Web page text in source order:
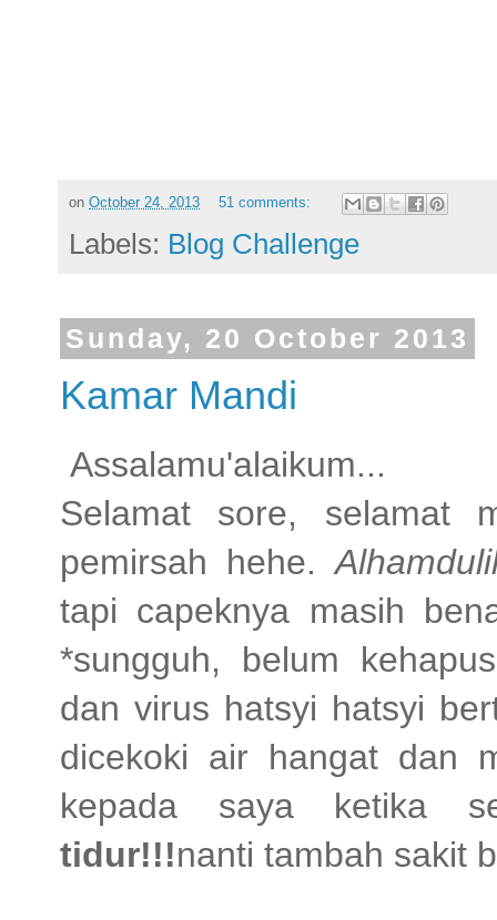
on October 24, 2013 51 comments:
Labels: Blog Challenge
Sunday, 20 October 2013
Kamar Mandi
Assalamu'alaikum...
Selamat sore, selamat
pemirsah hehe.
tapi capeknya masih
*sungguh, belum
dan virus hatsyi hatsyi
dicekoki air hangat dan
kepada saya ketika
tidur!!!nanti tambah sakit